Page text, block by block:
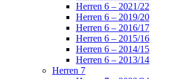
Herren 6 – 2021/22
Herren 6 – 2019/20
Herren 6 – 2016/17
Herren 6 – 2015/16
Herren 6 – 2014/15
Herren 6 – 2013/14
Herren 7